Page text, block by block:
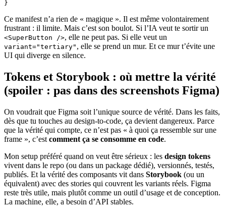
Ce manifest n’a rien de « magique ». Il est même volontairement
frustrant : il limite. Mais c’est son boulot. Si l’IA veut te sortir un
<SuperButton />, elle ne peut pas. Si elle veut un
variant="tertiary" , elle se prend un mur. Et ce mur t’évite une
UI qui diverge en silence.
Tokens et Storybook : où mettre la vérité
(spoiler : pas dans des screenshots Figma)
On voudrait que Figma soit l’unique source de vérité. Dans les faits,
dès que tu touches au design-to-code, ça devient dangereux. Parce
que la vérité qui compte, ce n’est pas « à quoi ça ressemble sur une
frame », c’est comment ça se consomme en code.
Mon setup préféré quand on veut être sérieux : les design tokens
vivent dans le repo (ou dans un package dédié), versionnés, testés,
publiés. Et la vérité des composants vit dans Storybook (ou un
équivalent) avec des stories qui couvrent les variants réels. Figma
reste très utile, mais plutôt comme un outil d’usage et de conception.
La machine, elle, a besoin d’API stables.